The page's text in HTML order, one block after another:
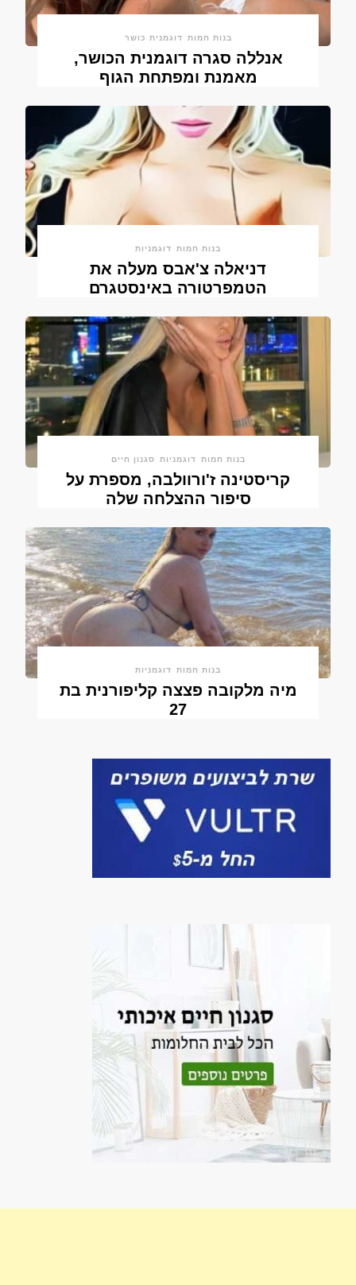
בנות חמות דוגמנית כושר
אנללה סגרה דוגמנית הכושר,
מאמנת ומפתחת הגוף
בנות חמות דוגמניות
דניאלה צ'אבס מעלה את
הטמפרטורה באינסטגרם
בנות חמות דוגמניות סגנון חיים
קריסטינה ז'ורוולבה, מספרת על
סיפור ההצלחה שלה
בנות חמות דוגמניות
מיה מלקובה פצצה קליפורנית בת
27